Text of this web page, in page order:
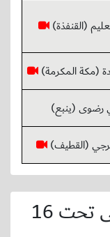
(القنفذة)
(مكة المكرمة)
رضوى (ينبع)
(القطيف)
تحت 16